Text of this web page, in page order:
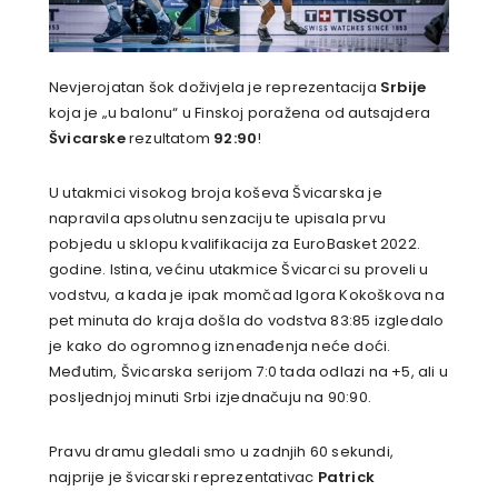
Nevjerojatan šok doživjela je reprezentacija Srbije
koja je „u balonu“ u Finskoj poražena od autsajdera
Švicarskerezultatom 92:90!
U utakmici visokog broja koševa Švicarska je
napravila apsolutnu senzaciju te upisala prvu
pobjedu u sklopu kvalifikacija za EuroBasket 2022.
godine. Istina, većinu utakmice Švicarci su proveli u
vodstvu, a kada je ipak momčad Igora Kokoškova na
pet minuta do kraja došla do vodstva 83:85 izgledalo
je kako do ogromnog iznenađenja neće doći.
Međutim, Švicarska serijom 7:0 tada odlazi na +5, ali u
posljednjoj minuti Srbi izjednačuju na 90:90.
Pravu dramu gledali smo u zadnjih 60 sekundi,
najprije je švicarski reprezentativac Patrick